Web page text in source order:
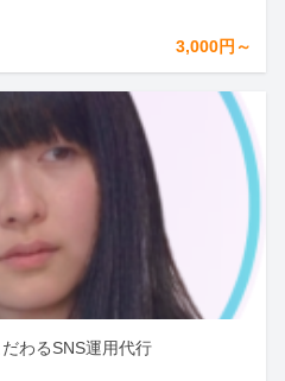
3,000円～
わるSNS運用代行